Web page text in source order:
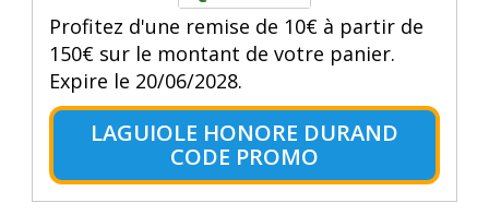
Profitez d'une remise de 10€ à partir de
150€ sur le montant de votre panier.
Expire le 20/06/2028.
LAGUIOLE HONORE DURAND
CODE PROMO